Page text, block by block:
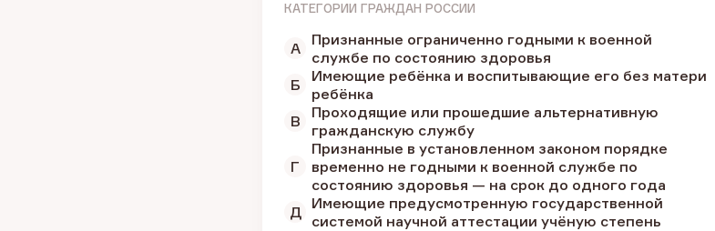
КАТЕГОРИИ ГРАЖДАН РОССИИ
А
Признанные ограниченно годными к военной
службе по состоянию здоровья
Б
Имеющие ребёнка и воспитывающие его без матери
ребёнка
В
Проходящие или прошедшие альтернативную
гражданскую службу
Г
Признанные в установленном законом порядке
временно не годными к военной службе по
состоянию здоровья — на срок до одного года
Д
Имеющие предусмотренную государственной
системой научной аттестации учёную степень